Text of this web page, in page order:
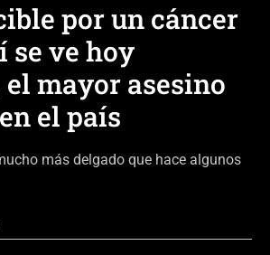
por un cáncer
se ve hoy
mayor asesino
el país
más delgado que hace algunos